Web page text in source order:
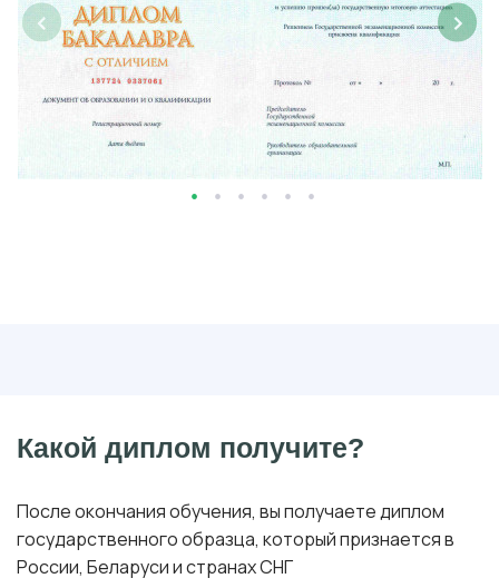
‹ ›
Какой диплом получите?
После окончания обучения, вы получаете диплом
государственного образца, который признается в
России, Беларуси и странах СНГ